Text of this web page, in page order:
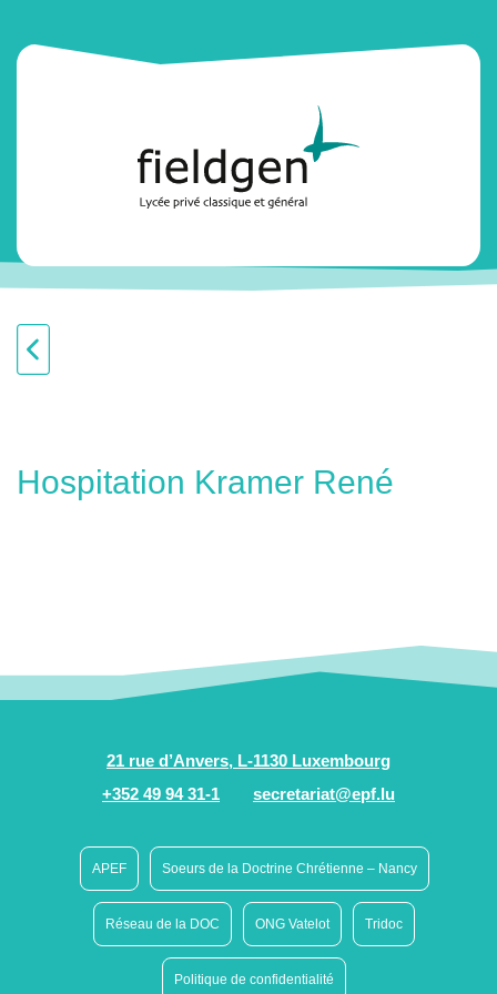
Hospitation Kramer René
21 rue d’Anvers, L-1130 Luxembourg
+352 49 94 31-1
secretariat@epf.lu
APEF Soeurs de la Doctrine Chrétienne – Nancy
Réseau de la DOC ONG Vatelot Tridoc
Politique de confidentialité